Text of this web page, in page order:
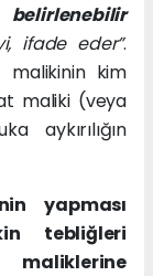
ifade eder”.
malikinin kim
maliki (veya
aykırılığın
yapması
tebliğleri